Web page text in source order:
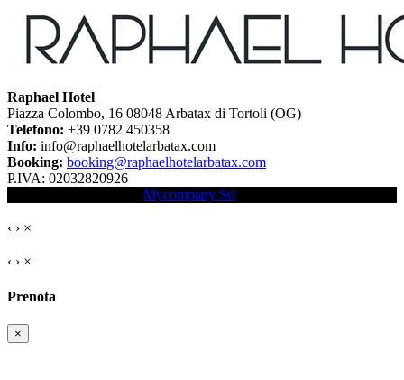
Raphael Hotel
Piazza Colombo, 16 08048 Arbatax di Tortoli (OG)
Telefono: +39 0782 450358
Info: info@raphaelhotelarbatax.com
Booking: booking@raphaelhotelarbatax.com
P.IVA: 02032820926
Mycompany Srl
‹ › ×
‹ › ×
Prenota
×